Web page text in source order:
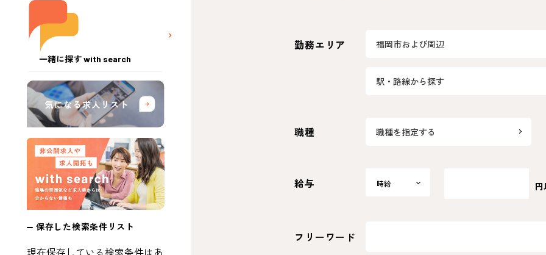
一緒に探す with search
保存した検索条件リスト
現在保存している検索条件はあ
勤務エリア 福岡市および周辺
駅・路線から探す
職種 職種を指定する
給与 時給
時給
円
フリーワード